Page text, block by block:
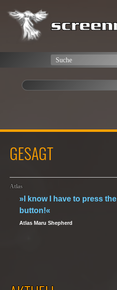
GESAGT
Atlas
»I know I have to press the
button!«
Atlas Maru Shepherd